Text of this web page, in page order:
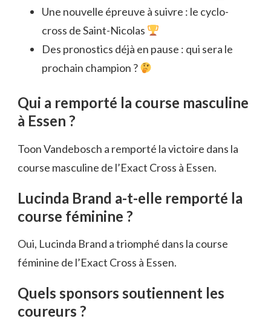
Une nouvelle épreuve à suivre : le cyclo-
cross de Saint-Nicolas
Des pronostics déjà en pause : qui sera le
prochain champion ?
Qui a remporté la course masculine
à Essen ?
Toon Vandebosch a remporté la victoire dans la
course masculine de l’Exact Cross à Essen.
Lucinda Brand a-t-elle remporté la
course féminine ?
Oui, Lucinda Brand a triomphé dans la course
féminine de l’Exact Cross à Essen.
Quels sponsors soutiennent les
coureurs ?